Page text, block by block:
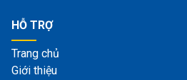
HỖ TRỢ
Trang chủ
Giới thiệu